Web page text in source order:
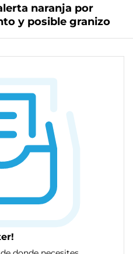
naranja por
y posible granizo